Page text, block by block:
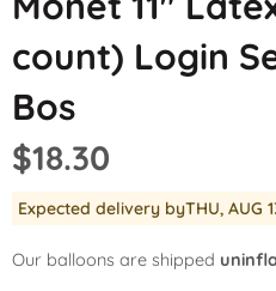
count) Login
Bos
$18.30
Expected delivery byTHU, AUG
Our balloons are shipped